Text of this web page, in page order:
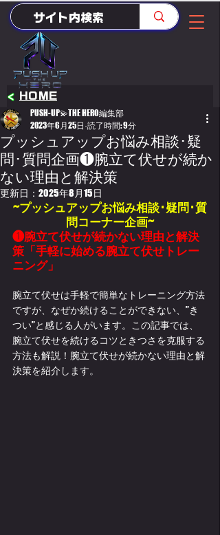
HOME
<
プッシュアップお悩み相談･疑
問･質問企画❶腕立て伏せが続か
ない理由と解決策
PUSH-UP💫THE HERO編集部
2023年6月25日 読了時間: 9分
更新日： 2025年8月15日
~プッシュアップお悩み相談･疑問･質
問コーナー企画~
❶腕立て伏せが続かない理由と解決
策「手軽に始める腕立て伏せトレー
ニング」
腕立て伏せは手軽で簡単なトレーニング方法
ですが、なぜか続けることができない、”き
つい”と感じる人がいます。この記事では、
腕立て伏せを続けるコツときつさを克服する
方法も解説！腕立て伏せが続かない理由と解
決策を紹介します。